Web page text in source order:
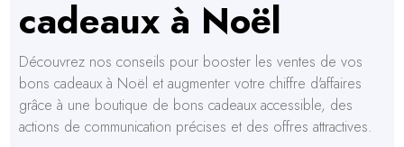
cadeaux à Noël
Découvrez nos conseils pour booster les ventes de vos
bons cadeaux à Noël et augmenter votre chiffre d'affaires
grâce à une boutique de bons cadeaux accessible, des
actions de communication précises et des offres attractives.